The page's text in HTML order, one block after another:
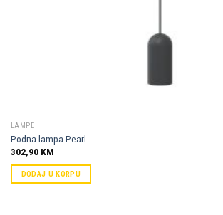
LAMPE
Podna lampa Pearl
302,90 KM
DODAJ U KORPU